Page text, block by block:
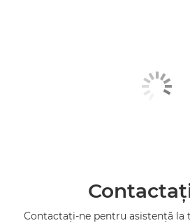
Contactaţi-ne pentru asistenţă la